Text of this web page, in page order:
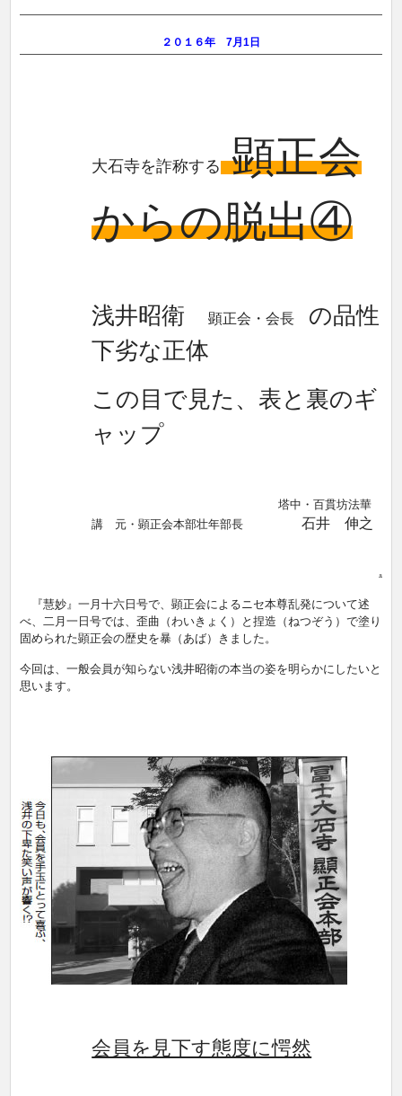
２０１６年 7月1日
大石寺を詐称する
顕正会
からの脱出④
浅井昭衛顕正会・会長 の品性
下劣な正体
この目で見た、表と裏のギ
ャップ
塔中・百貫坊法華
講 元・顕正会本部壮年部長石井 伸之
『慧妙』一月十六日号で、顕正会によるニセ本尊乱発について述
べ、二月一日号では、歪曲（わいきょく）と捏造（ねつぞう）で塗り
固められた顕正会の歴史を暴（あば）きました。
今回は、一般会員が知らない浅井昭衛の本当の姿を明らかにしたいと
思います。
会員を見下す態度に愕然